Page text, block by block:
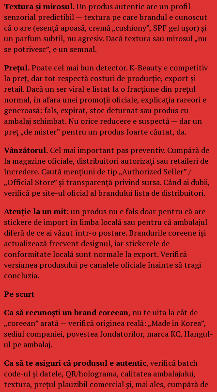
Textura și mirosul.Un produs autentic are un profil
senzorial predictibil — textura pe care brandul e cunoscut
că o are (esență apoasă, cremă „cushiony”, SPF gel ușor) și
un parfum subtil, nu agresiv. Dacă textura sau mirosul „nu
se potrivesc”, e un semnal.
Prețul.Poate cel mai bun detector. K-Beauty e competitiv
la preț, dar tot respectă costuri de producție, export și
retail. Dacă un ser viral e listat la o fracțiune din prețul
normal, în afara unei promoții oficiale, explicația rareori e
generoasă: fals, expirat, stoc deturnat sau produs cu
ambalaj schimbat. Nu orice reducere e suspectă — dar un
preț „de mister” pentru un produs foarte căutat, da.
Vânzătorul. Cel mai important pas preventiv. Cumpără de
la magazine oficiale, distribuitori autorizați sau retaileri de
încredere. Caută mențiuni de tip „Authorized Seller” /
„Official Store” și transparență privind sursa. Când ai dubii,
verifică pe site-ul oficial al brandului lista de distribuitori.
Atenție la un mit:un produs nu e fals doar pentru că are
stickere de import în limba locală sau pentru că ambalajul
diferă de ce ai văzut într-o postare. Brandurile coreene își
actualizează frecvent designul, iar stickerele de
conformitate locală sunt normale la export. Verifică
versiunea produsului pe canalele oficiale înainte să tragi
concluzia.
Pe scurt
Ca să recunoști un brand coreean, nu te uita la cât de
„coreean” arată — verifică originea reală: „Made in Korea”,
sediul companiei, povestea fondatorilor, marca KC, Hangul-
ul pe ambalaj.
Ca să te asiguri că produsul e autentic, verifică batch
code-ul și datele, QR/holograma, calitatea ambalajului,
textura, prețul plauzibil comercial și, mai ales, cumpără de